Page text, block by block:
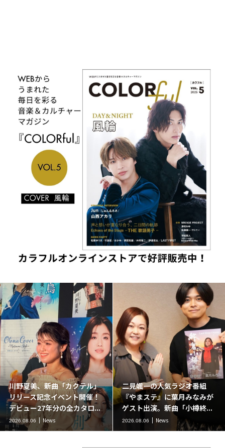
川野夏美、新曲「カクテル」
リリース記念イベント開催！
デビュー27年分の全カタロ...
2026.08.06 News
二見颯一の人気ラジオ番組
『やまステ』に葉月みなみが
ゲスト出演。新曲「小樽終...
2026.08.06 News